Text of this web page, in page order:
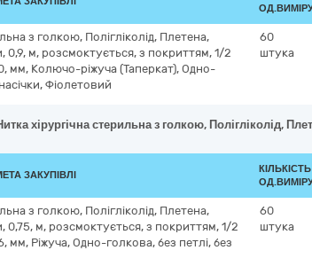
з голкою, Полігліколід, Плетена,
м, розсмоктується, з покриттям, 1/2
мм, Колючо-ріжуча (Таперкат), Одно-
Фіолетовий
60
штука
хірургічна стерильна з голкою, Полігліколід,
ЗАКУПІВЛІ
з голкою, Полігліколід, Плетена,
0,75, м, розсмоктується, з покриттям, 1/2
мм, Ріжуча, Одно-голкова, без петлі, без
60
штука